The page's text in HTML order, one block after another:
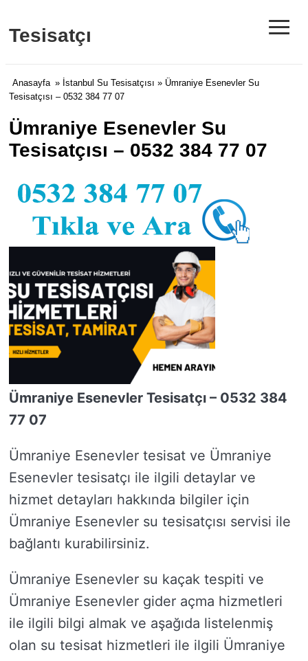
Tesisatçı ≡
Anasayfa » İstanbul Su Tesisatçısı » Ümraniye Esenevler Su
Tesisatçısı – 0532 384 77 07
Ümraniye Esenevler Su
Tesisatçısı – 0532 384 77 07
Ümraniye Esenevler Tesisatçı – 0532 384
77 07
Ümraniye Esenevler tesisat ve Ümraniye
Esenevler tesisatçı ile ilgili detaylar ve
hizmet detayları hakkında bilgiler için
Ümraniye Esenevler su tesisatçısı servisi ile
bağlantı kurabilirsiniz.
Ümraniye Esenevler su kaçak tespiti ve
Ümraniye Esenevler gider açma hizmetleri
ile ilgili bilgi almak ve aşağıda listelenmiş
olan su tesisat hizmetleri ile ilgili Ümraniye